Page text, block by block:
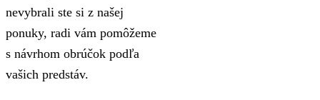
nevybrali ste si z našej
ponuky, radi vám pomôžeme
s návrhom obrúčok podľa
vašich predstáv.